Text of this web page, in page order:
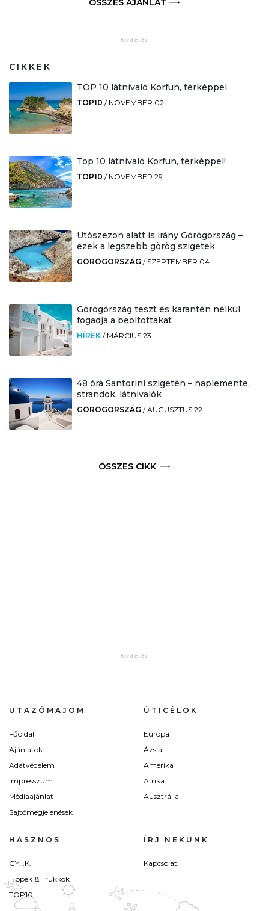
ÖSSZES AJÁNLAT
CIKKEK
TOP 10 látnivaló Korfun, térképpel
TOP10 / NOVEMBER 02.
Top 10 látnivaló Korfun, térképpel!
TOP10 / NOVEMBER 29.
Utószezon alatt is irány Görögország –
ezek a legszebb görög szigetek
GÖRÖGORSZÁG / SZEPTEMBER 04.
Görögország teszt és karantén nélkül
fogadja a beoltottakat
HÍREK / MÁRCIUS 23.
48 óra Santorini szigetén – naplemente,
strandok, látnivalók
GÖRÖGORSZÁG /AUGUSZTUS 22.
ÖSSZES CIKK
UTAZÓMAJOM
Főoldal
Ajánlatok
Adatvédelem
Impresszum
Médiaajánlat
Sajtómegjelenések
ÚTICÉLOK
Európa
Ázsia
Amerika
Afrika
Ausztrália
HASZNOS
GY.I.K.
Tippek & Trükkök
TOP10
ÍRJ NEKÜNK
Kapcsolat